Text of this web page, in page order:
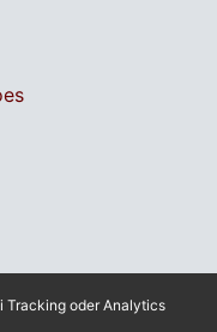
Tracking oder Analytics